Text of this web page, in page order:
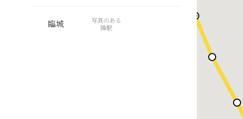
臨城
写真のある
隣駅